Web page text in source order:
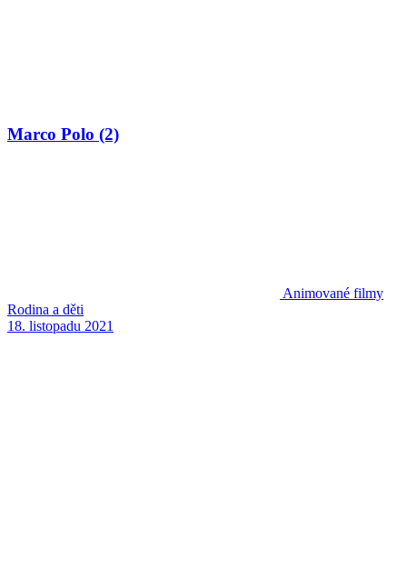
Marco Polo (2)
Animované filmy
Rodina a děti
18. listopadu 2021